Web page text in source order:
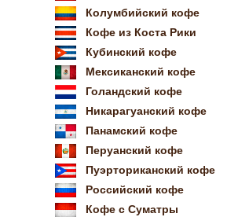
Колумбийский кофе
Кофе из Коста Рики
Кубинский кофе
Мексиканский кофе
Голандский кофе
Никарагуанский кофе
Панамский кофе
Перуанский кофе
Пуэрториканский кофе
Российский кофе
Кофе с Суматры